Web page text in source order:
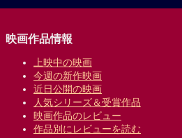
映画作品情報
上映中の映画
今週の新作映画
近日公開の映画
人気シリーズ＆受賞作品
映画作品のレビュー
作品別にレビューを読む